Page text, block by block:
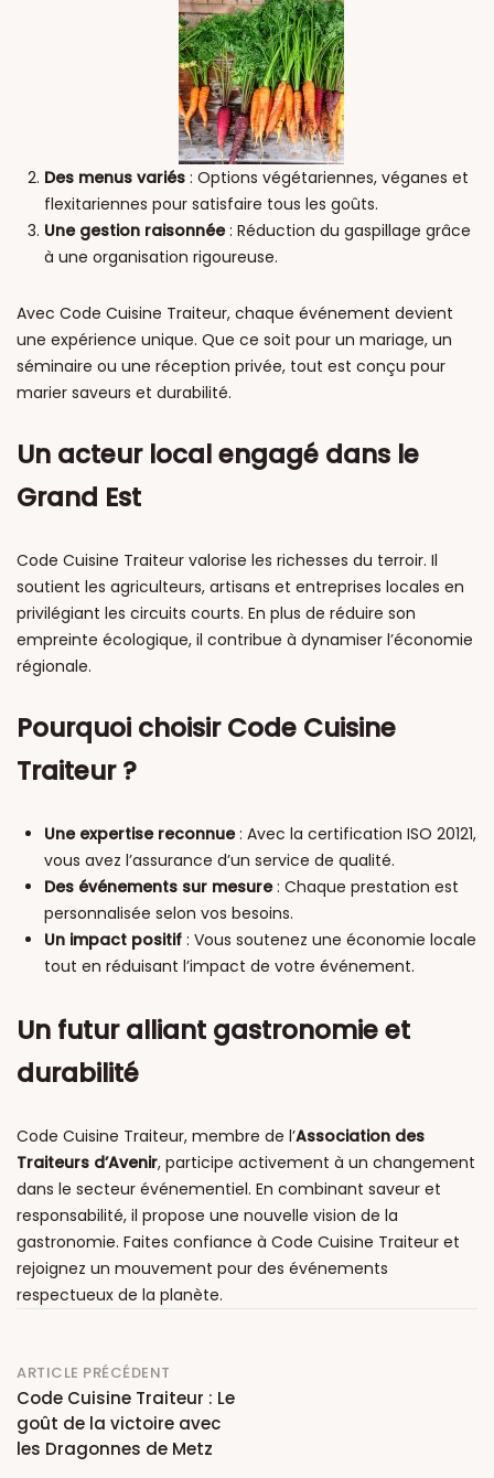
Des menus variés : Options végétariennes, véganes et
flexitariennes pour satisfaire tous les goûts.
Une gestion raisonnée: Réduction du gaspillage grâce
à une organisation rigoureuse.
Avec Code Cuisine Traiteur, chaque événement devient
une expérience unique. Que ce soit pour un mariage, un
séminaire ou une réception privée, tout est conçu pour
marier saveurs et durabilité.
Un acteur local engagé dans le
Grand Est
Code Cuisine Traiteur valorise les richesses du terroir. Il
soutient les agriculteurs, artisans et entreprises locales en
privilégiant les circuits courts. En plus de réduire son
empreinte écologique, il contribue à dynamiser l’économie
régionale.
Pourquoi choisir Code Cuisine
Traiteur ?
Une expertise reconnue: Avec la certification ISO 20121,
vous avez l’assurance d’un service de qualité.
Des événements sur mesure: Chaque prestation est
personnalisée selon vos besoins.
Un impact positif : Vous soutenez une économie locale
tout en réduisant l’impact de votre événement.
Un futur alliant gastronomie et
durabilité
Code Cuisine Traiteur, membre de l’Association des
Traiteurs d’Avenir, participe activement à un changement
dans le secteur événementiel. En combinant saveur et
responsabilité, il propose une nouvelle vision de la
gastronomie. Faites confiance à Code Cuisine Traiteur et
rejoignez un mouvement pour des événements
respectueux de la planète.
Post
navigation
ARTICLE PRÉCÉDENT
Code Cuisine Traiteur : Le
goût de la victoire avec
les Dragonnes de Metz